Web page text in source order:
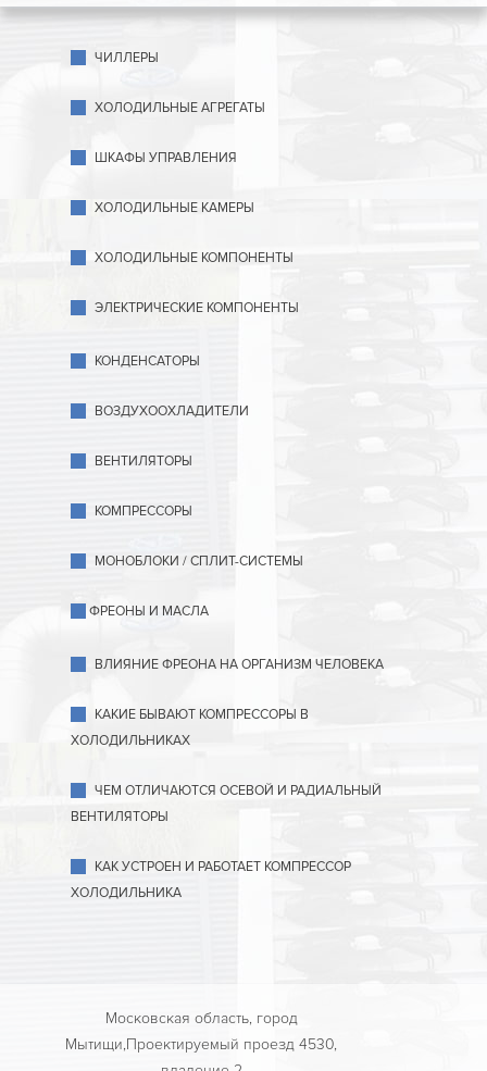
ЧИЛЛЕРЫ
ХОЛОДИЛЬНЫЕ АГРЕГАТЫ
ШКАФЫ УПРАВЛЕНИЯ
ХОЛОДИЛЬНЫЕ КАМЕРЫ
ХОЛОДИЛЬНЫЕ КОМПОНЕНТЫ
ЭЛЕКТРИЧЕСКИЕ КОМПОНЕНТЫ
КОНДЕНСАТОРЫ
ВОЗДУХООХЛАДИТЕЛИ
ВЕНТИЛЯТОРЫ
КОМПРЕССОРЫ
МОНОБЛОКИ / СПЛИТ-СИСТЕМЫ
ФРЕОНЫ И МАСЛА
ВЛИЯНИЕ ФРЕОНА НА ОРГАНИЗМ ЧЕЛОВЕКА
КАКИЕ БЫВАЮТ КОМПРЕССОРЫ В
ХОЛОДИЛЬНИКАХ
ЧЕМ ОТЛИЧАЮТСЯ ОСЕВОЙ И РАДИАЛЬНЫЙ
ВЕНТИЛЯТОРЫ
КАК УСТРОЕН И РАБОТАЕТ КОМПРЕССОР
ХОЛОДИЛЬНИКА
Московская область, город
Мытищи,Проектируемый проезд 4530,